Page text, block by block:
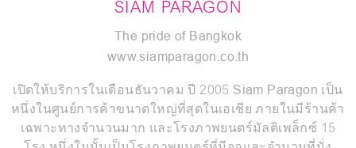
SIAM PARAGON
The pride of Bangkok
www.siamparagon.co.th
เปิดให้บริการในเดือนธันวาคม ปี 2005 Siam Paragon เป็น
หนึ่งในศูนย์การค้าขนาดใหญ่ที่สุดในเอเชีย ภายในมีร้านค้า
เฉพาะทางจำนวนมาก และโรงภาพยนตร์มัลติเพล็กซ์ 15